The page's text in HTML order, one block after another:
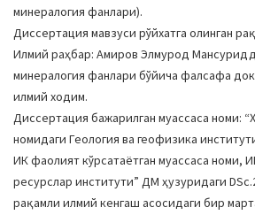
минералогия фанлари).
Диссертация мавзуси рўйхатга олинган
Илмий раҳбар: Амиров Элмурод
минералогия фанлари бўйича фалсафа
илмий ходим.
Диссертация бажарилган муассаса номи:
номидаги Геология ва геофизика
ИК фаолият кўрсатаётган муассаса номи,
ресурслар институти” ДМ ҳузуридаги
рақамли илмий кенгаш асосидаги бир